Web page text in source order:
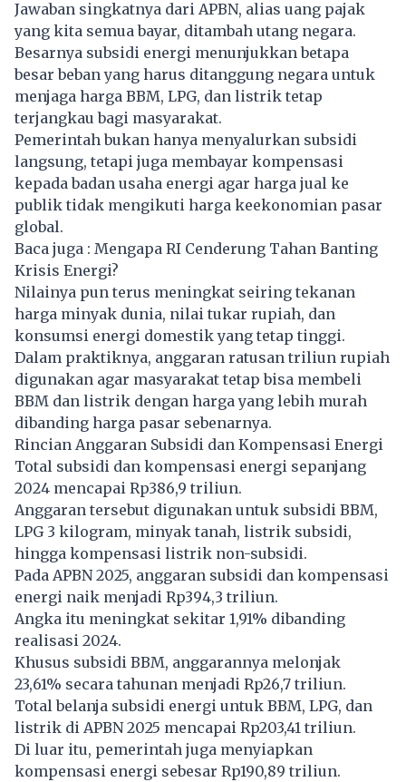
Jawaban singkatnya dari APBN, alias uang pajak
yang kita semua bayar, ditambah utang negara.
Besarnya subsidi energi menunjukkan betapa
besar beban yang harus ditanggung negara untuk
menjaga harga BBM, LPG, dan listrik tetap
terjangkau bagi masyarakat.
Pemerintah bukan hanya menyalurkan subsidi
langsung, tetapi juga membayar kompensasi
kepada badan usaha energi agar harga jual ke
publik tidak mengikuti harga keekonomian pasar
global.
Baca juga : Mengapa RI Cenderung Tahan Banting
Krisis Energi?
Nilainya pun terus meningkat seiring tekanan
harga minyak dunia, nilai tukar rupiah, dan
konsumsi energi domestik yang tetap tinggi.
Dalam praktiknya, anggaran ratusan triliun rupiah
digunakan agar masyarakat tetap bisa membeli
BBM dan listrik dengan harga yang lebih murah
dibanding harga pasar sebenarnya.
Rincian Anggaran Subsidi dan Kompensasi Energi
Total subsidi dan kompensasi energi sepanjang
2024 mencapai Rp386,9 triliun.
Anggaran tersebut digunakan untuk subsidi BBM,
LPG 3 kilogram, minyak tanah, listrik subsidi,
hingga kompensasi listrik non-subsidi.
Pada APBN 2025, anggaran subsidi dan kompensasi
energi naik menjadi Rp394,3 triliun.
Angka itu meningkat sekitar 1,91% dibanding
realisasi 2024.
Khusus subsidi BBM, anggarannya melonjak
23,61% secara tahunan menjadi Rp26,7 triliun.
Total belanja subsidi energi untuk BBM, LPG, dan
listrik di APBN 2025 mencapai Rp203,41 triliun.
Di luar itu, pemerintah juga menyiapkan
kompensasi energi sebesar Rp190,89 triliun.